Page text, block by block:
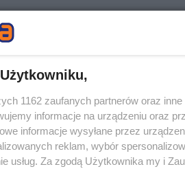
ROZWIŃ
1162 zaufanych partnerów oraz
informacje na urządzeniu oraz
informacje wysyłane przez
reklam, wybór
usług. Za zgodą Użytkownika my i